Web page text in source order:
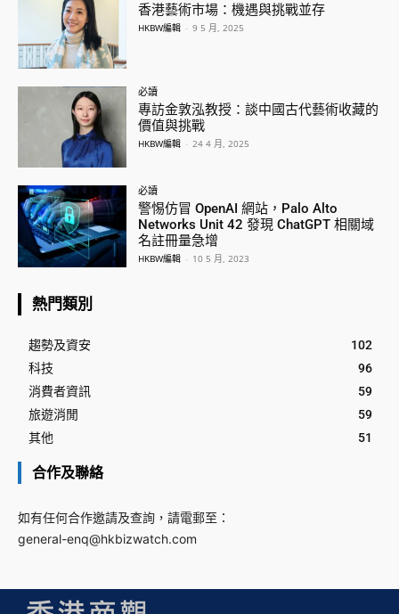
香港藝術市場：機遇與挑戰並存
HKBW編輯 - 9 5 月, 2025
必讀
專訪金敦泓教授：談中國古代藝術收藏的
價值與挑戰
HKBW編輯 - 24 4 月, 2025
必讀
警惕仿冒 OpenAI 網站，Palo Alto
Networks Unit 42 發現 ChatGPT 相關域
名註冊量急增
HKBW編輯 - 10 5 月, 2023
熱門類別
趨勢及資安
102
科技
96
消費者資訊
59
旅遊消閒
59
其他
51
合作及聯絡
如有任何合作邀請及查詢，請電郵至：
general-enq@hkbizwatch.com